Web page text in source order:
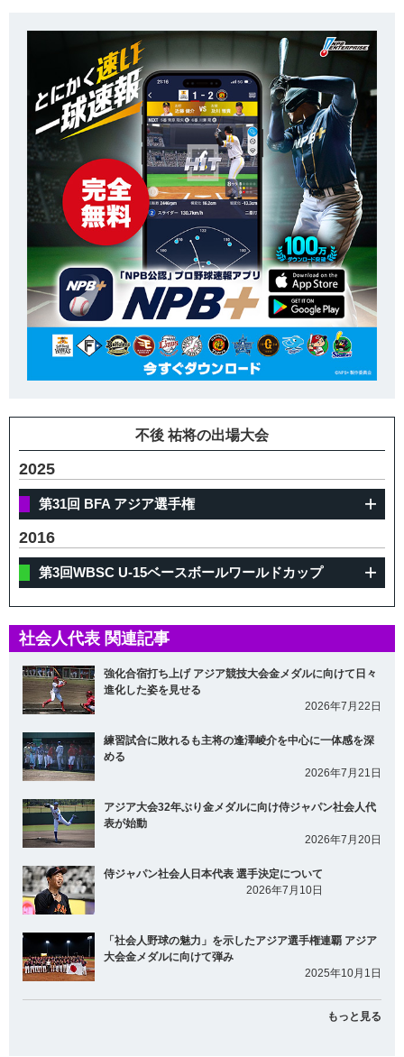
不後 祐将の出場大会
2025
第31回 BFA アジア選手権
2016
第3回WBSC U-15ベースボールワールドカップ
社会人代表 関連記事
強化合宿打ち上げ アジア競技大会金メダルに向けて日々
進化した姿を見せる
2026年7月22日
練習試合に敗れるも主将の逢澤崚介を中心に一体感を深
める
2026年7月21日
アジア大会32年ぶり金メダルに向け侍ジャパン社会人代
表が始動
2026年7月20日
侍ジャパン社会人日本代表 選手決定について
2026年7月10日
「社会人野球の魅力」を示したアジア選手権連覇 アジア
大会金メダルに向けて弾み
2025年10月1日
もっと見る